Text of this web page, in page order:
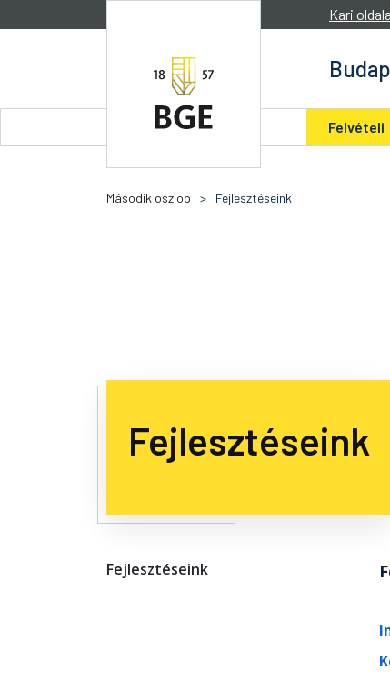
Kari
Felvételi
Második oszlop > Fejlesztéseink
Fejlesztéseink
Fejlesztéseink